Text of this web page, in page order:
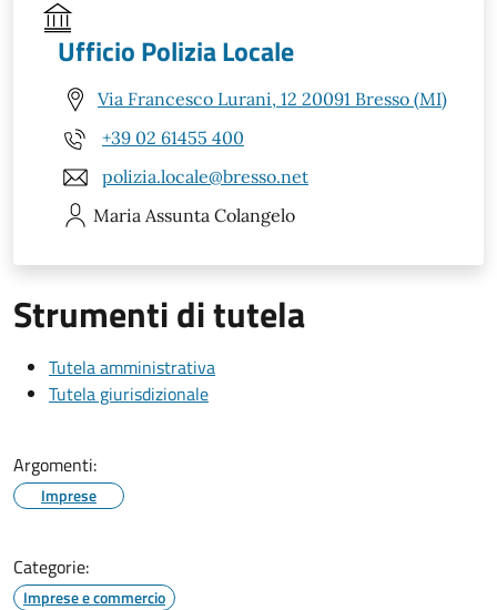
Ufficio Polizia Locale
Via Francesco Lurani, 12 20091 Bresso (MI)
+39 02 61455 400
polizia.locale@bresso.net
Maria Assunta Colangelo
Strumenti di tutela
Tutela amministrativa
Tutela giurisdizionale
Argomenti:
Imprese
Categorie:
Imprese e commercio